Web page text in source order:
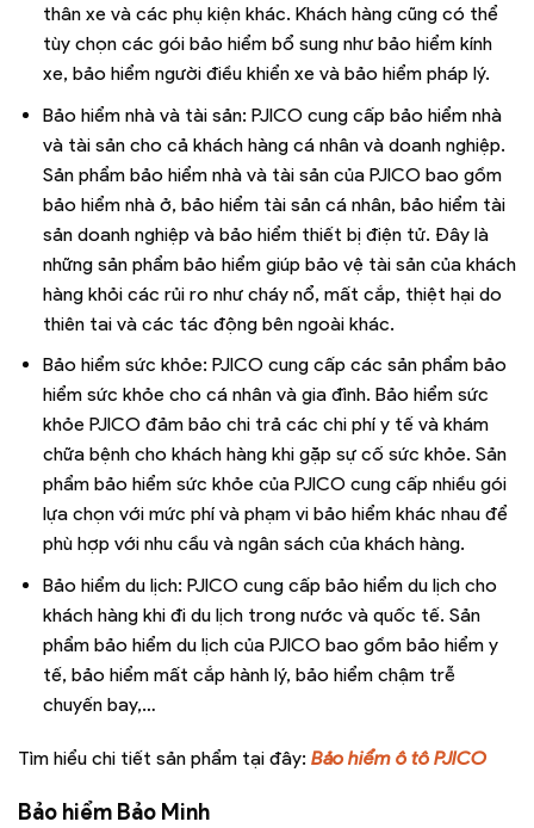
thân xe và các phụ kiện khác. Khách hàng cũng có thể
tùy chọn các gói bảo hiểm bổ sung như bảo hiểm kính
xe, bảo hiểm người điều khiển xe và bảo hiểm pháp lý.
Bảo hiểm nhà và tài sản: PJICO cung cấp bảo hiểm nhà
và tài sản cho cả khách hàng cá nhân và doanh nghiệp.
Sản phẩm bảo hiểm nhà và tài sản của PJICO bao gồm
bảo hiểm nhà ở, bảo hiểm tài sản cá nhân, bảo hiểm tài
sản doanh nghiệp và bảo hiểm thiết bị điện tử. Đây là
những sản phẩm bảo hiểm giúp bảo vệ tài sản của khách
hàng khỏi các rủi ro như cháy nổ, mất cắp, thiệt hại do
thiên tai và các tác động bên ngoài khác.
Bảo hiểm sức khỏe: PJICO cung cấp các sản phẩm bảo
hiểm sức khỏe cho cá nhân và gia đình. Bảo hiểm sức
khỏe PJICO đảm bảo chi trả các chi phí y tế và khám
chữa bệnh cho khách hàng khi gặp sự cố sức khỏe. Sản
phẩm bảo hiểm sức khỏe của PJICO cung cấp nhiều gói
lựa chọn với mức phí và phạm vi bảo hiểm khác nhau để
phù hợp với nhu cầu và ngân sách của khách hàng.
Bảo hiểm du lịch: PJICO cung cấp bảo hiểm du lịch cho
khách hàng khi đi du lịch trong nước và quốc tế. Sản
phẩm bảo hiểm du lịch của PJICO bao gồm bảo hiểm y
tế, bảo hiểm mất cắp hành lý, bảo hiểm chậm trễ
chuyến bay,…
Tìm hiểu chi tiết sản phẩm tại đây: Bảo hiểm ô tô PJICO
Bảo hiểm Bảo Minh